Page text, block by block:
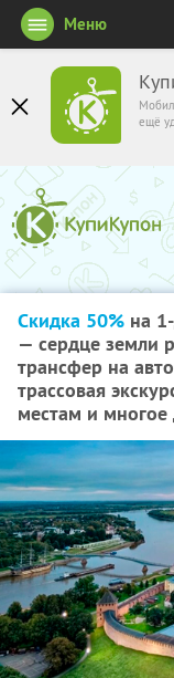
ещё
Меню
Скидка 50% на
— сердце земли
трансфер на
трассовая
местам и многое